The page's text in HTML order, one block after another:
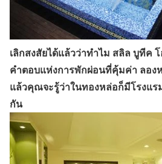
เลิกสงสัยได้แล้วว่าทำไม สลิล บูทีค
คำตอบแห่งการพักผ่อนที่คุ้มค่า ลองห
แล้วคุณจะรู้ว่าในทองหล่อก็มีโรงแร
กัน